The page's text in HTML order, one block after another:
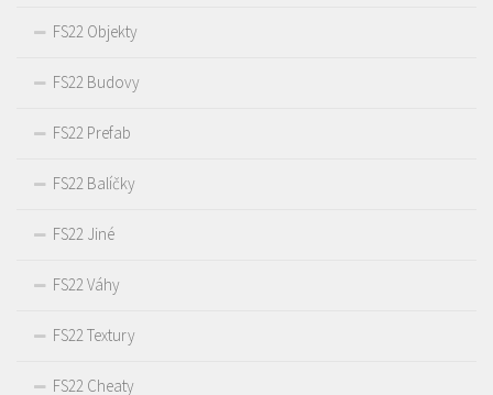
FS22 Objekty
FS22 Budovy
FS22 Prefab
FS22 Balíčky
FS22 Jiné
FS22 Váhy
FS22 Textury
FS22 Cheaty